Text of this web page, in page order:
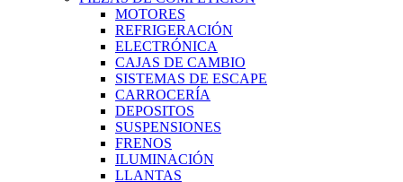
MOTORES
REFRIGERACIÓN
ELECTRÓNICA
CAJAS DE CAMBIO
SISTEMAS DE ESCAPE
CARROCERÍA
DEPOSITOS
SUSPENSIONES
FRENOS
ILUMINACIÓN
LLANTAS